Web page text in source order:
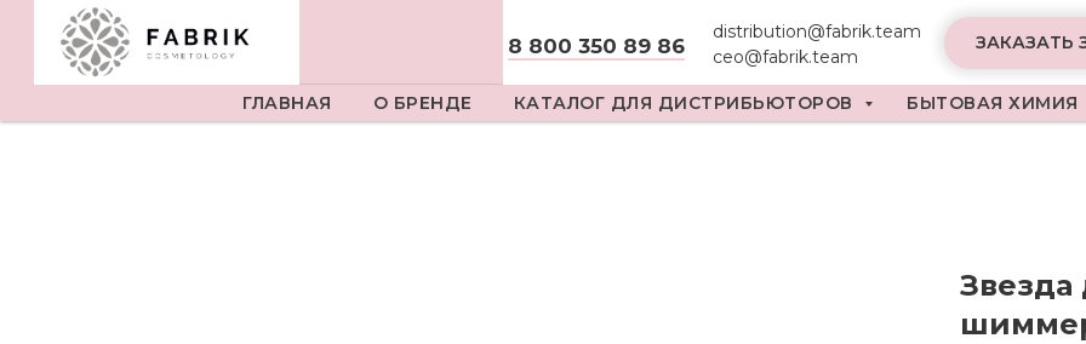
distribution@fabrik.team
ceo@fabrik.team
ЗАКАЗАТЬ
8 800 350 89 86
ГЛАВНАЯ О БРЕНДЕ КАТАЛОГ ДЛЯ ДИСТРИБЬЮТОРОВ БЫТОВАЯ ХИМИЯ